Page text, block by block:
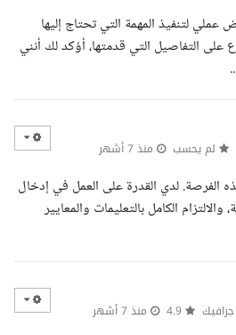
لتنفيذ المهمة التي تحتاج إليها
التفاصيل التي قدمتها، أؤكد لك أنني
لم يحسب منذ 7 أشهر
الفرصة. لدي القدرة على العمل في إدخال
الكامل بالتعليمات والمعايير
منذ 7 أشهر